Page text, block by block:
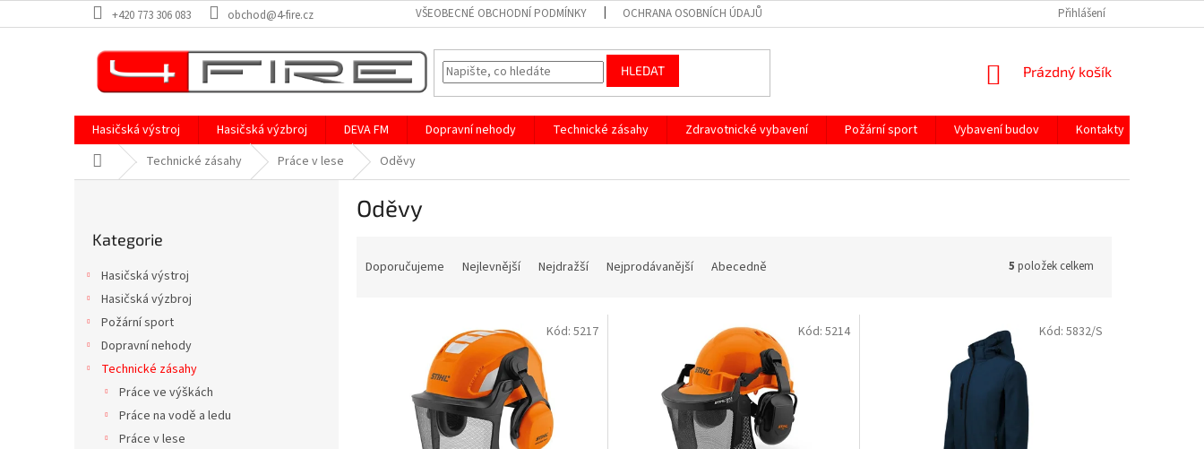
na
+420 773 306 083 obchod@4-fire.cz VŠEOBECNÉ OBCHODNÍ PODMÍNKY OCHRANA OSOBNÍCH ÚDAJŮ Přihlášení
HLEDAT
NÁKUPNÍ
Prázdný košík
Hasičská výstroj Hasičská výzbroj DEVA FM Dopravní nehody Technické zásahy Zdravotnické vybavení Požární sport Vybavení budov
Kontakty
Domů Technické zásahy Práce v lese Oděvy
kategorie
Kategorie
Hasičská výstroj
Hasičská výzbroj
Požární sport
Dopravní nehody
Technické zásahy
Práce ve výškách
Práce na vodě a ledu
Práce v lese
Oděvy
Doporučujeme Nejlevnější Nejdražší Nejprodávanější Abecedně 5 položek celkem
Kód: 5217 Kód: 5214 Kód: 5832/S